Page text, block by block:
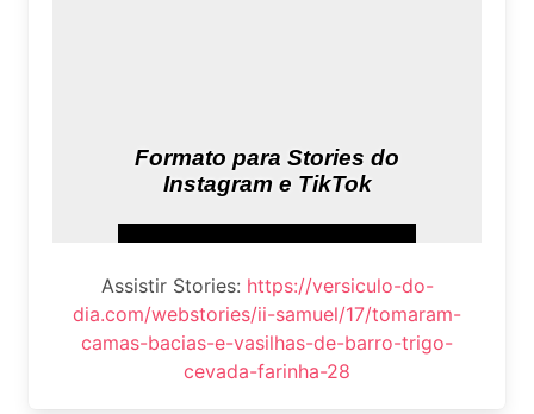
Assistir Stories: https://versiculo-do-
dia.com/webstories/ii-samuel/17/tomaram-
camas-bacias-e-vasilhas-de-barro-trigo-
cevada-farinha-28